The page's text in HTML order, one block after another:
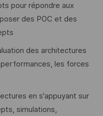
pour répondre aux
des POC et des
des architectures
les forces
en s'appuyant sur
simulations,